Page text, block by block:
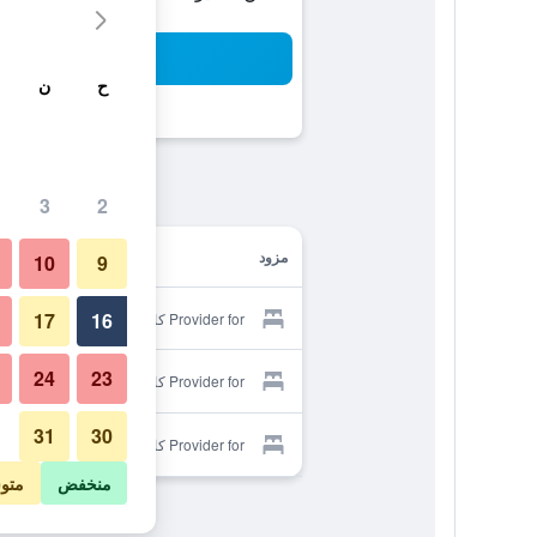
مزود
Provider for كاي كاي آر كاوايو
Provider for كاي كاي آر كاوايو
Provider for كاي كاي آر كاوايو
ح ن
2
3
9
10
16
17
23
24
30
31
منخفض